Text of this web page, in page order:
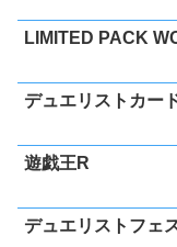
LIMITED PACK
デュエリストカー
遊戯王R
デュエリストフェ